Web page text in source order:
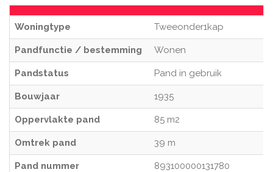
Woningtype Tweeonder1kap
Pandfunctie / bestemming Wonen
Pandstatus Pand in gebruik
Bouwjaar 1935
Oppervlakte pand 85 m2
Omtrek pand 39 m
Pand nummer 893100000131780